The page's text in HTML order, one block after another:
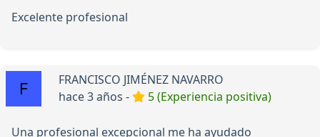
Excelente profesional
FRANCISCO JIMÉNEZ NAVARRO
hace 3 años -
5 (Experiencia positiva)
Una profesional excepcional me ha ayudado